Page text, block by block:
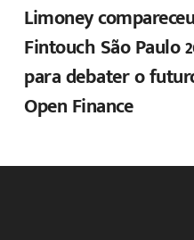
Limoney
Fintouch São Paulo
para debater o
Open Finance